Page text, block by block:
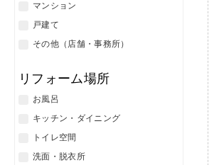
マンション
戸建て
その他（店舗・事務所）
リフォーム場所
お風呂
キッチン・ダイニング
トイレ空間
洗面・脱衣所